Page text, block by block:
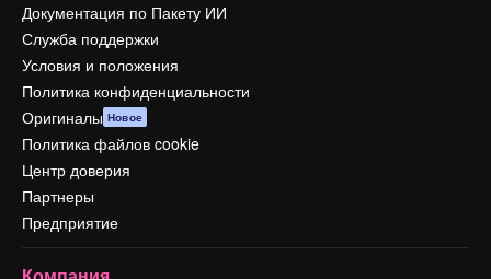
Документация по Пакету ИИ
Служба поддержки
Условия и положения
Политика конфиденциальности
Оригиналы Новое
Политика файлов cookie
Центр доверия
Партнеры
Предприятие